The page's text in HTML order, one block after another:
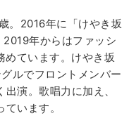
。2016年に「けやき坂
年からはファッシ
めています。けやき坂
ルでフロントメンバー
演。歌唱力に加え、
います。